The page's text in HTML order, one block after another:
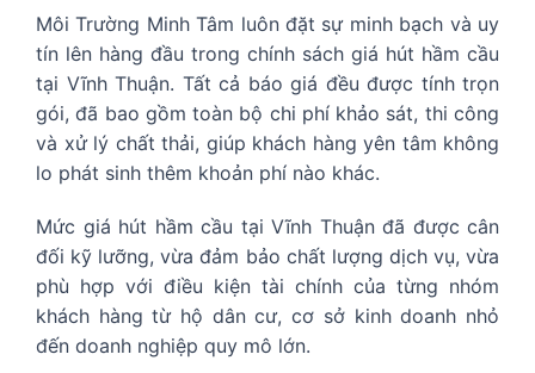
Môi Trường Minh Tâm luôn đặt sự minh bạch và uy
tín lên hàng đầu trong chính sách giá hút hầm cầu
tại Vĩnh Thuận. Tất cả báo giá đều được tính trọn
gói, đã bao gồm toàn bộ chi phí khảo sát, thi công
và xử lý chất thải, giúp khách hàng yên tâm không
lo phát sinh thêm khoản phí nào khác.
Mức giá hút hầm cầu tại Vĩnh Thuận đã được cân
đối kỹ lưỡng, vừa đảm bảo chất lượng dịch vụ, vừa
phù hợp với điều kiện tài chính của từng nhóm
khách hàng từ hộ dân cư, cơ sở kinh doanh nhỏ
đến doanh nghiệp quy mô lớn.